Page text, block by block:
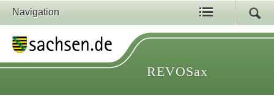
Navigation
REVOSax